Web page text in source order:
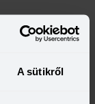
A sütikről